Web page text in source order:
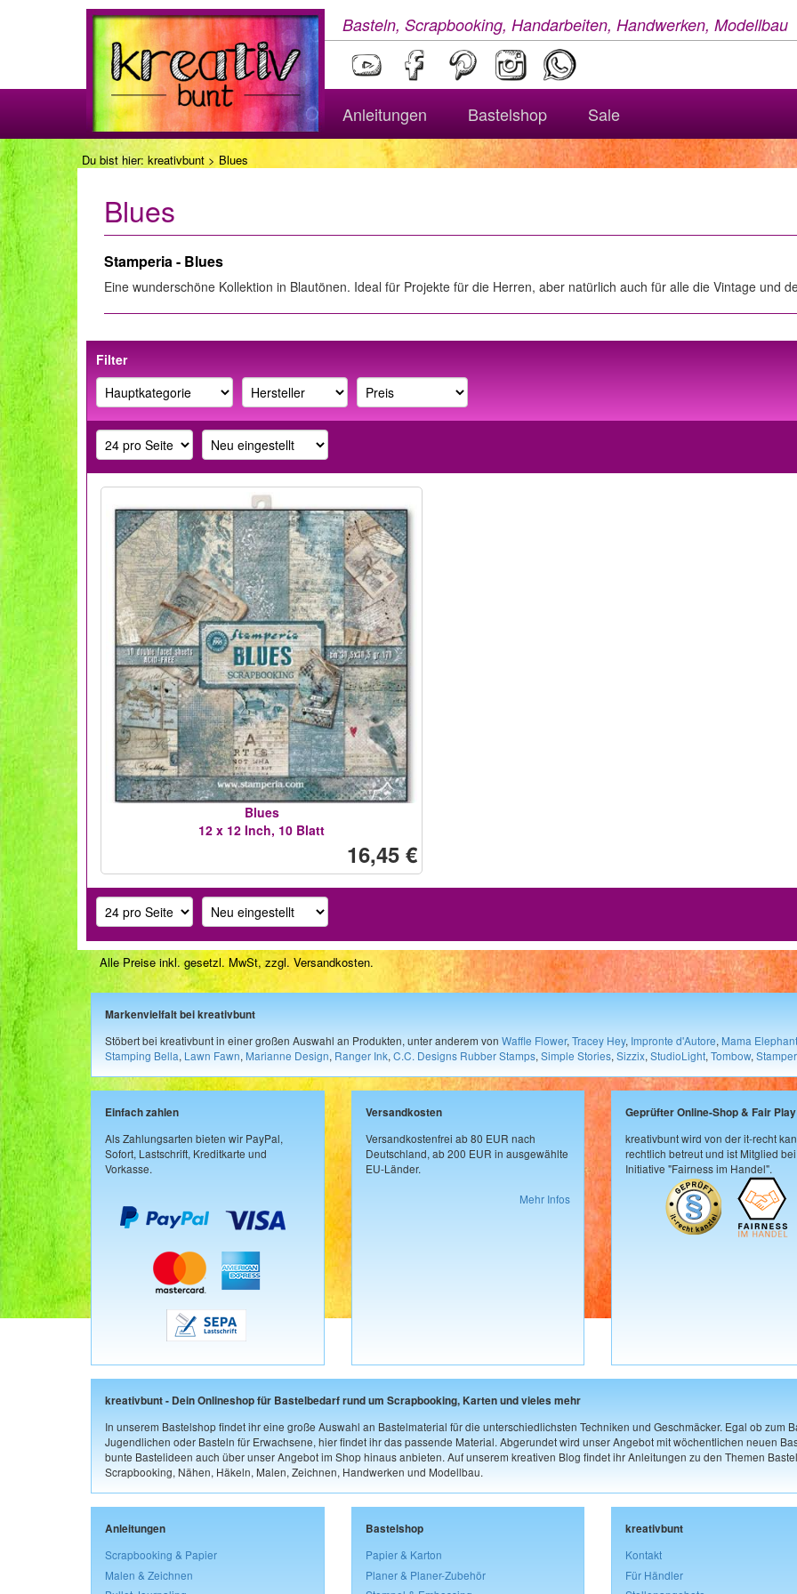
Basteln, Scrapbooking, Handarbeiten, Handwerken, Modellbau
Anleitungen Bastelshop Sale
Du bist hier: kreativbunt > Blues
Blues
Stamperia - Blues
Eine wunderschöne Kollektion in Blautönen. Ideal für Projekte für die Herren, aber natürlich auch für alle die Vintage und
Filter
Blues
12 x 12 Inch, 10 Blatt
16,45 €
Alle Preise inkl. gesetzl. MwSt, zzgl. Versandkosten.
Markenvielfalt bei kreativbunt
Stöbert bei kreativbunt in einer großen Auswahl an Produkten, unter anderem von Waffle Flower, Tracey Hey, Impronte d'Autore, Mama Elephant
Stamping Bella, Lawn Fawn, Marianne Design, Ranger Ink, C.C. Designs Rubber Stamps, Simple Stories, Sizzix, StudioLight, Tombow,
Einfach zahlen
Als Zahlungsarten bieten wir PayPal,
Sofort, Lastschrift, Kreditkarte und
Vorkasse.
Versandkosten
Versandkostenfrei ab 80 EUR nach
Deutschland, ab 200 EUR in ausgewählte
EU-Länder.
Mehr Infos
Geprüfter Online-Shop & Fair Play
kreativbunt wird von der it-recht
rechtlich betreut und ist Mitglied
Initiative "Fairness im Handel".
kreativbunt - Dein Onlineshop für Bastelbedarf rund um Scrapbooking, Karten und vieles mehr
In unserem Bastelshop findet ihr eine große Auswahl an Bastelmaterial für die unterschiedlichsten Techniken und Geschmäcker. Egal ob zum
Jugendlichen oder Basteln für Erwachsene, hier findet ihr das passende Material. Abgerundet wird unser Angebot mit wöchentlichen neuen
bunte Bastelideen auch über unser Angebot im Shop hinaus anbieten. Auf unserem kreativen Blog findet ihr Anleitungen zu den Themen
Scrapbooking, Nähen, Häkeln, Malen, Zeichnen, Handwerken und Modellbau.
Anleitungen
Scrapbooking & Papier
Malen & Zeichnen
Bastelshop
Papier & Karton
Planer & Planer-Zubehör
kreativbunt
Kontakt
Für Händler